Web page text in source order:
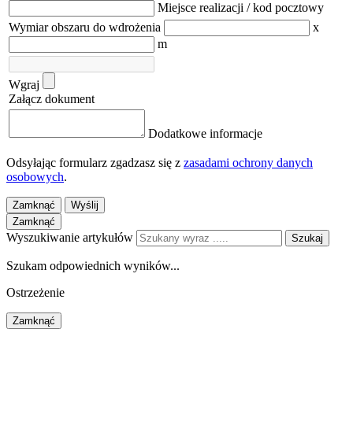
Miejsce realizacji / kod pocztowy
Wymiar obszaru do wdrożenia
x
m
Wgraj
Załącz dokument
Dodatkowe informacje
Odsyłając formularz zgadzasz się z zasadami ochrony danych
osobowych.
Zamknąć
Wyślij
Zamknąć
Wyszukiwanie artykułów Szukaj
Szukam odpowiednich wyników...
Ostrzeżenie
Zamknąć